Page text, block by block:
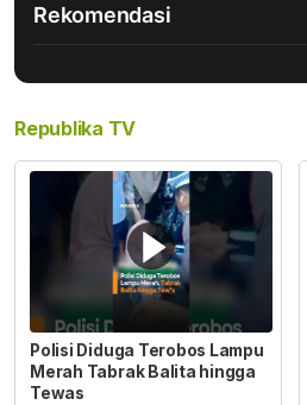
Rekomendasi
Republika TV
Polisi Diduga Terobos Lampu
Merah Tabrak Balita hingga
Tewas